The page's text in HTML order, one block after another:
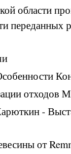
области
переданных
отходов
-
от